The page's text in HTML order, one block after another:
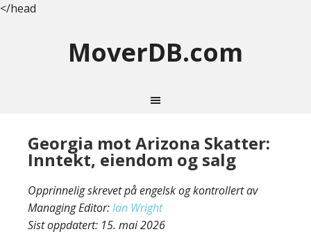
</head
MoverDB.com
Georgia mot Arizona Skatter:
Inntekt, eiendom og salg
Opprinnelig skrevet på engelsk og kontrollert av
Managing Editor:Ian Wright
Sist oppdatert: 15. mai 2026